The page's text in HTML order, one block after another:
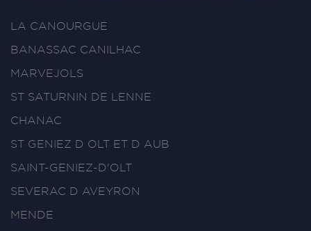
LA CANOURGUE
BANASSAC CANILHAC
MARVEJOLS
ST SATURNIN DE LENNE
CHANAC
ST GENIEZ D OLT ET D AUB
SAINT-GENIEZ-D'OLT
SEVERAC D AVEYRON
MENDE